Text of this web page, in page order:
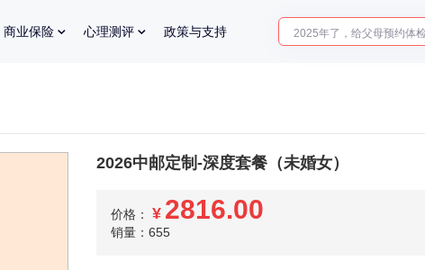
商业保险 心理测评 政策与支持 2025年了，给父母预约体检
2026中邮定制-深度套餐（未婚女）
价格： ¥ 2816.00
销量：655